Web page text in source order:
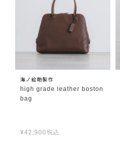
海ノ絵鞄製作
high grade leather boston
bag
¥42,900 税込